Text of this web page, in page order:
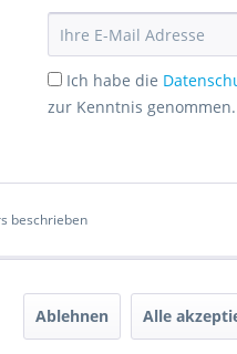
Ich habe die
zur Kenntnis genommen.
beschrieben
Ablehnen Alle